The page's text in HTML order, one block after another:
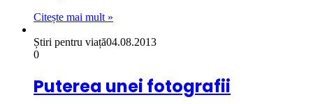
Citește mai mult »
Știri pentru viață04.08.2013
0
Puterea unei fotografii